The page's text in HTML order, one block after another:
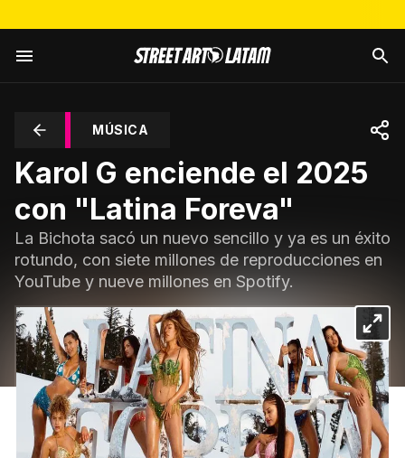
MÚSICA
Karol G enciende el 2025
con "Latina Foreva"
La Bichota sacó un nuevo sencillo y ya es un éxito
rotundo, con siete millones de reproducciones en
YouTube y nueve millones en Spotify.